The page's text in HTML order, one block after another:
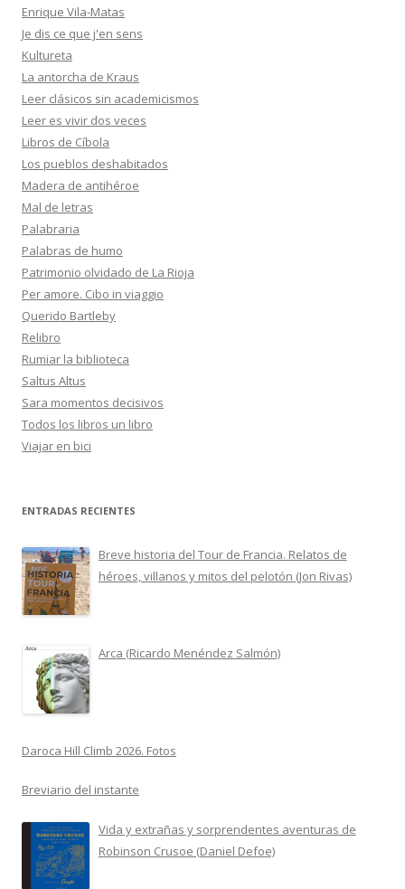
Enrique Vila-Matas
Je dis ce que j'en sens
Kultureta
La antorcha de Kraus
Leer clásicos sin academicismos
Leer es vivir dos veces
Libros de Cíbola
Los pueblos deshabitados
Madera de antihéroe
Mal de letras
Palabraria
Palabras de humo
Patrimonio olvidado de La Rioja
Per amore. Cibo in viaggio
Querido Bartleby
Relibro
Rumiar la biblioteca
Saltus Altus
Sara momentos decisivos
Todos los libros un libro
Viajar en bici
ENTRADAS RECIENTES
Breve historia del Tour de Francia. Relatos de
héroes, villanos y mitos del pelotón (Jon Rivas)
Arca (Ricardo Menéndez Salmón)
Daroca Hill Climb 2026. Fotos
Breviario del instante
Vida y extrañas y sorprendentes aventuras de
Robinson Crusoe (Daniel Defoe)